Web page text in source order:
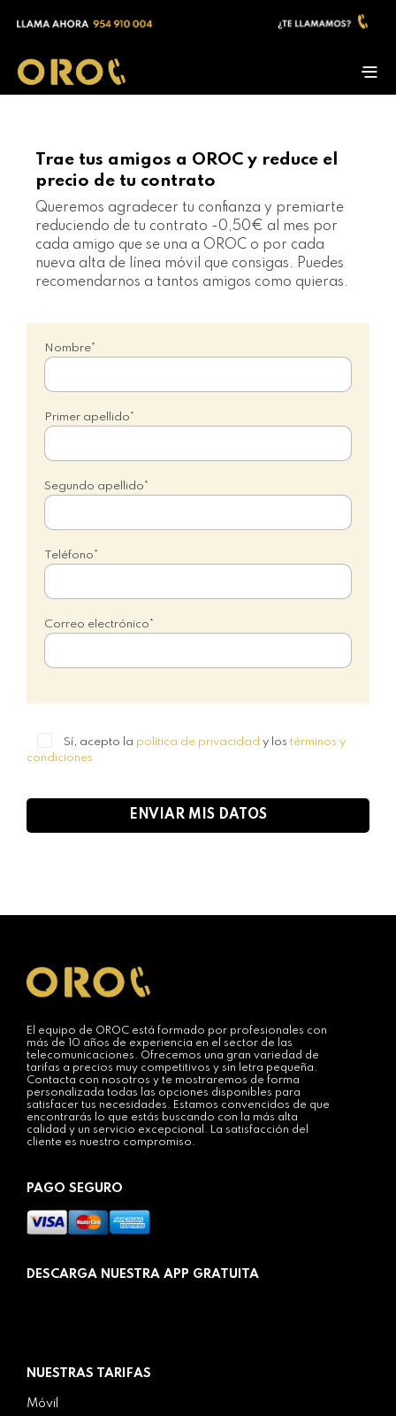
Trae tus amigos a OROC y reduce el
precio de tu contrato
Queremos agradecer tu confianza y premiarte
reduciendo de tu contrato -0,50€ al mes por
cada amigo que se una a OROC o por cada
nueva alta de línea móvil que consigas. Puedes
recomendarnos a tantos amigos como quieras.
Nombre*
Primer apellido*
Segundo apellido*
Teléfono*
Correo electrónico*
Sí, acepto la política de privacidad y los términos y
condiciones
El equipo de OROC está formado por profesionales con
más de 10 años de experiencia en el sector de las
telecomunicaciones. Ofrecemos una gran variedad de
tarifas a precios muy competitivos y sin letra pequeña.
Contacta con nosotros y te mostraremos de forma
personalizada todas las opciones disponibles para
satisfacer tus necesidades. Estamos convencidos de que
encontrarás lo que estás buscando con la más alta
calidad y un servicio excepcional. La satisfacción del
cliente es nuestro compromiso.
PAGO SEGURO
DESCARGA NUESTRA APP GRATUITA
NUESTRAS TARIFAS
Móvil